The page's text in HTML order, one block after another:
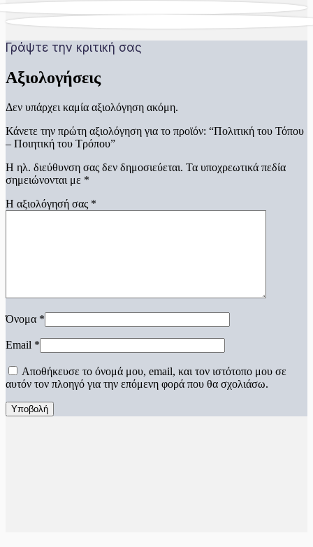
Γράψτε την κριτική σας
Αξιολογήσεις
Δεν υπάρχει καμία αξιολόγηση ακόμη.
Κάνετε την πρώτη αξιολόγηση για το προϊόν: “Πολιτική του Τόπου
– Ποιητική του Τρόπου”
Η ηλ. διεύθυνση σας δεν δημοσιεύεται. Τα υποχρεωτικά πεδία
σημειώνονται με *
Η αξιολόγησή σας *
Όνομα *
Email *
Αποθήκευσε το όνομά μου, email, και τον ιστότοπο μου σε
αυτόν τον πλοηγό για την επόμενη φορά που θα σχολιάσω.